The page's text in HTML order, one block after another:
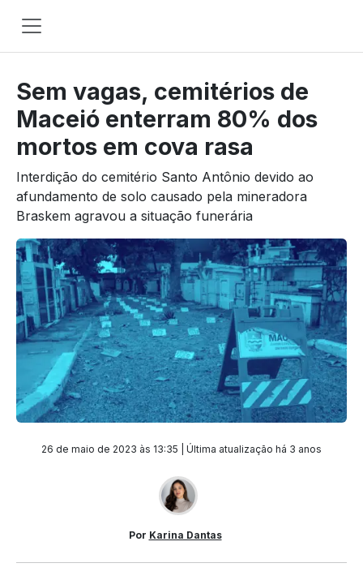
Pular para o conteúdo
Main
Sem vagas, cemitérios de
Maceió enterram 80% dos
mortos em cova rasa
Interdição do cemitério Santo Antônio devido ao
afundamento de solo causado pela mineradora
Braskem agravou a situação funerária
26 de maio de 2023 às 13:35 | Última atualização há 3 anos
Por Karina Dantas